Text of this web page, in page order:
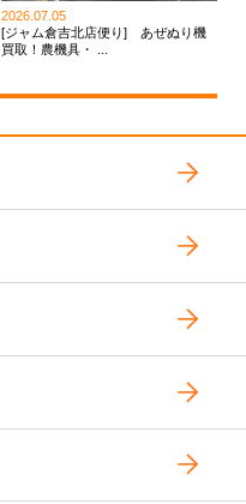
2026.07.05
[ジャム倉吉北店便り] あぜぬり機
買取！農機具・ ...